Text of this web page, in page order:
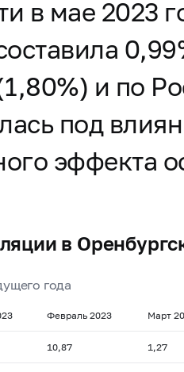
в мае 2023
и по
под
эффекта
в
года
Февраль 2023 Март
10,87 1,27